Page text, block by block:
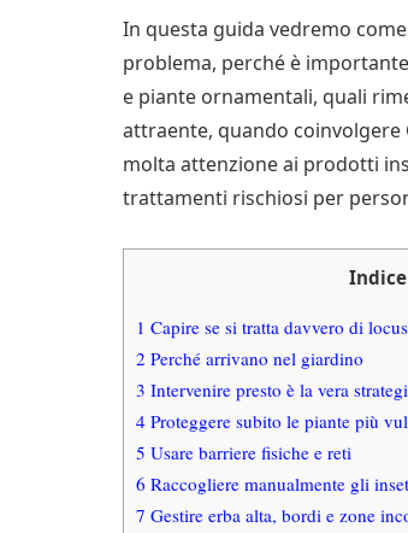
In questa guida vedremo
problema, perché è
e piante ornamentali, quali
attraente, quando coinvolgere
molta attenzione ai prodotti
trattamenti rischiosi per
Indice
1 Capire se si tratta davvero di
2 Perché arrivano nel giardino
3 Intervenire presto è la vera
4 Proteggere subito le piante più
5 Usare barriere fisiche e reti
6 Raccogliere manualmente gli
7 Gestire erba alta, bordi e zone